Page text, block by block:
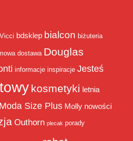
bdsklep bialcon biżuteria
dostawa Douglas
informacje inspiracje Jesteś
kosmetyki letnia
Moda Size Plus Molly nowości
Outhorn plecak porady